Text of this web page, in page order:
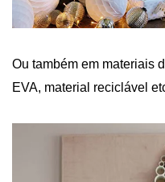
Ou também em materiais
EVA, material reciclável